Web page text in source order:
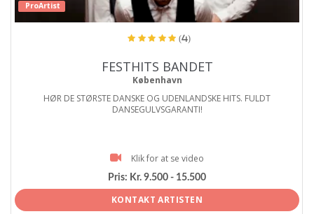
ProArtist
(4)
FESTHITS BANDET
København
HØR DE STØRSTE DANSKE OG UDENLANDSKE HITS. FULDT
DANSEGULVSGARANTI!
Klik for at se video
Pris: Kr. 9.500 - 15.500
KONTAKT ARTISTEN